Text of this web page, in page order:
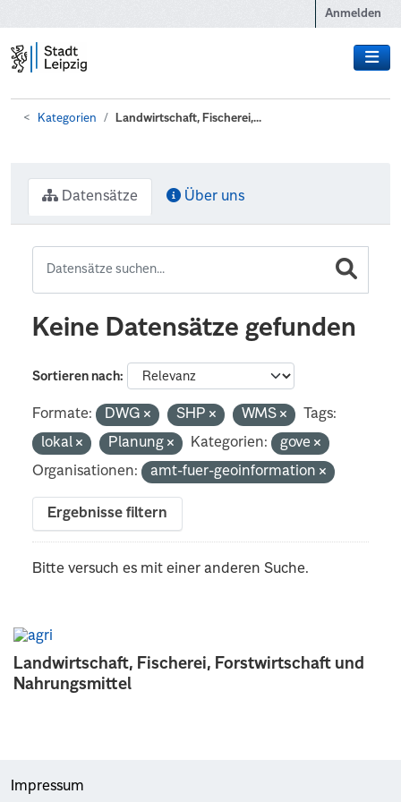
Anmelden
Kategorien Landwirtschaft, Fischerei,...
Landwirtschaft, Fischerei, Forstwirtschaft und
Nahrungsmittel
Datensätze Über uns
Keine Datensätze gefunden
Sortieren nach
Formate: DWG SHP WMS
Tags:
lokal
Planung Kategorien:
gove
Organisationen:
amt-fuer-geoinformation
Ergebnisse filtern
Bitte versuch es mit einer anderen Suche.
Impressum